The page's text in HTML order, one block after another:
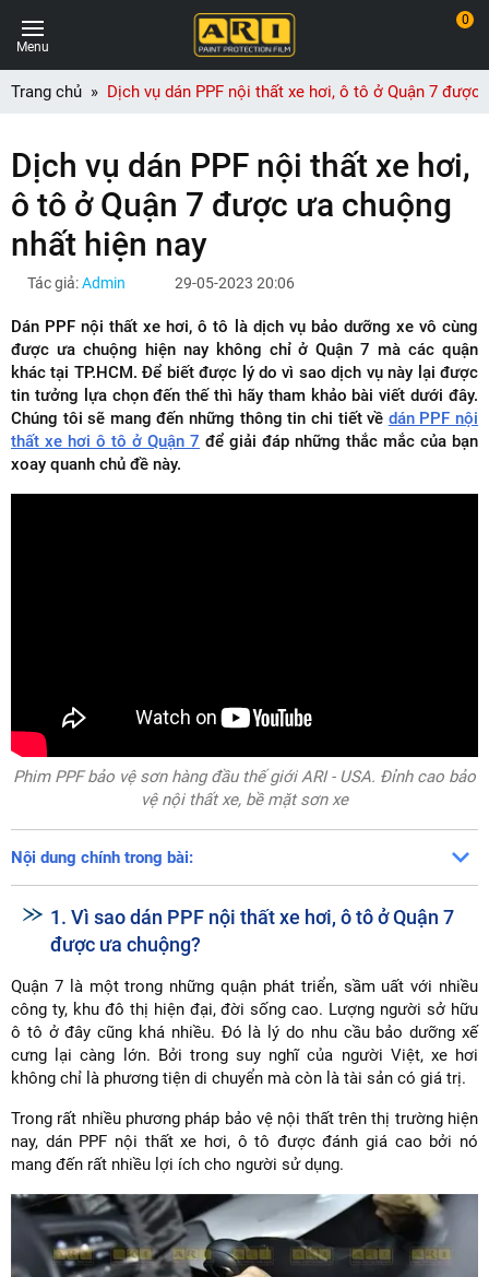
Menu
0
Trang chủ Dịch vụ dán PPF nội thất xe hơi, ô tô ở Quận 7 được
Dịch vụ dán PPF nội thất xe hơi,
ô tô ở Quận 7 được ưa chuộng
nhất hiện nay
Tác giả:Admin 29-05-2023 20:06
Dán PPF nội thất xe hơi, ô tô là dịch vụ bảo dưỡng xe vô cùng
được ưa chuộng hiện nay không chỉ ở Quận 7 mà các quận
khác tại TP.HCM. Để biết được lý do vì sao dịch vụ này lại được
tin tưởng lựa chọn đến thế thì hãy tham khảo bài viết dưới đây.
Chúng tôi sẽ mang đến những thông tin chi tiết về dán PPF nội
thất xe hơi ô tô ở Quận 7 để giải đáp những thắc mắc của bạn
xoay quanh chủ đề này.
Phim PPF bảo vệ sơn hàng đầu thế giới ARI - USA. Đỉnh cao bảo
vệ nội thất xe, bề mặt sơn xe
Nội dung chính trong bài:
1. Vì sao dán PPF nội thất xe hơi, ô tô ở Quận 7
được ưa chuộng?
Quận 7 là một trong những quận phát triển, sầm uất với nhiều
công ty, khu đô thị hiện đại, đời sống cao. Lượng người sở hữu
ô tô ở đây cũng khá nhiều. Đó là lý do nhu cầu bảo dưỡng xế
cưng lại càng lớn. Bởi trong suy nghĩ của người Việt, xe hơi
không chỉ là phương tiện di chuyển mà còn là tài sản có giá trị.
Trong rất nhiều phương pháp bảo vệ nội thất trên thị trường hiện
nay, dán PPF nội thất xe hơi, ô tô được đánh giá cao bởi nó
mang đến rất nhiều lợi ích cho người sử dụng.